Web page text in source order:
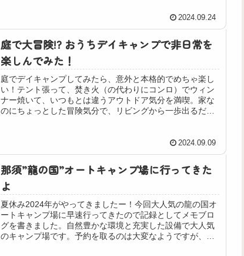
す。アウトドアの新しい楽しみ方を、ぜひお試ししてみて
ね～
2024.09.24
庭で大冒険!? おうちデイキャンプで非日常を
楽しんでみた！
庭でデイキャンプしてみたら、意外と本格的でめちゃ楽し
い！テント張って、焚き火（の代わりにコンロ）でウィン
ナー焼いて、いつもとは違うアウトドア気分を満喫。家な
のにちょっとした冒険気分で、リビングから一歩出るだけ
2024.09.09
那須”龍の国”オートキャンプ場に行ってきた
よ
夏休み2024年がやってきましたー！今回大人気の龍の国オ
ートキャンプ場に早速行ってきたので記録としてメモブロ
グを書きました。自然豊かな環境と充実した設備で大人気
のキャンプ場です。予約を取るのは大変なようですが、チ